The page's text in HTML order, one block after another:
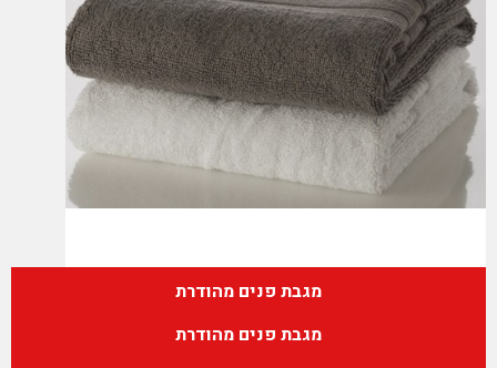
מגבת פנים מהודרת
מגבת פנים מהודרת